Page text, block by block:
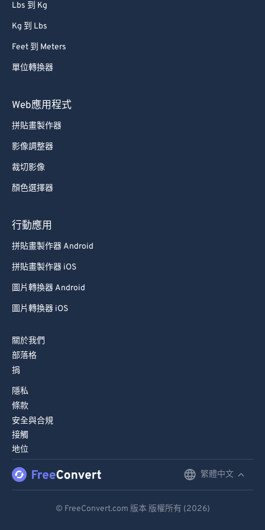
Lbs 到 Kg
Kg 到 Lbs
Feet 到 Meters
單位轉換器
Web應用程式
拼貼畫製作器
影像調整器
裁切影像
顏色選擇器
行動應用
拼貼畫製作器 Android
拼貼畫製作器 iOS
圖片轉換器 Android
圖片轉換器 iOS
關於我們
部落格
捐
隱私
條款
安全與合規
接觸
地位
繁體中文
© FreeConvert.com 版本 版權所有 (2026)